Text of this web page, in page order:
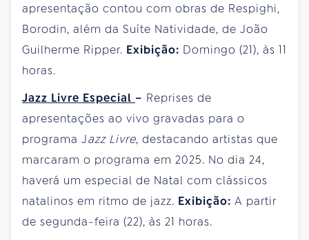
apresentação contou com obras de Respighi,
Borodin, além da Suíte Natividade, de João
Guilherme Ripper. Exibição: Domingo (21), às 11
horas.
Jazz Livre Especial – Reprises de
apresentações ao vivo gravadas para o
programa Jazz Livre, destacando artistas que
marcaram o programa em 2025. No dia 24,
haverá um especial de Natal com clássicos
natalinos em ritmo de jazz. Exibição: A partir
de segunda-feira (22), às 21 horas.